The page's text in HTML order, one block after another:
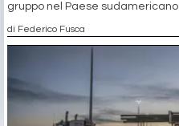
gruppo nel Paese sudamericano
di Federico Fusca